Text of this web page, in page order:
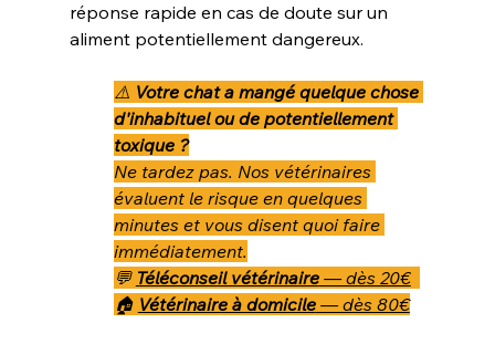
réponse rapide en cas de doute sur un
aliment potentiellement dangereux.
⚠️ Votre chat a mangé quelque chose
d'inhabituel ou de potentiellement
toxique ?
Ne tardez pas. Nos vétérinaires
évaluent le risque en quelques
minutes et vous disent quoi faire
immédiatement.
💬 Téléconseil vétérinaire — dès 20€
🏠 Vétérinaire à domicile — dès 80€